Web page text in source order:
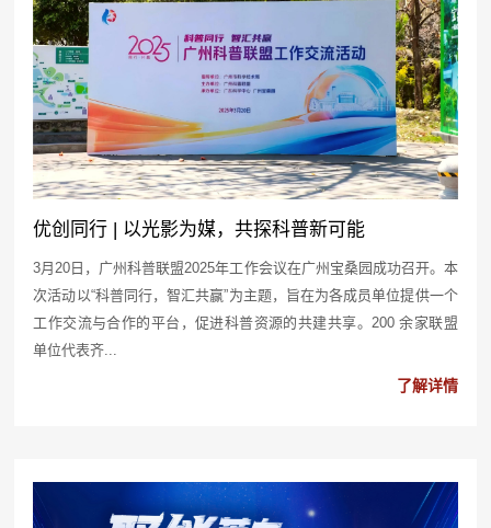
优创同行 | 以光影为媒，共探科普新可能
3月20日，广州科普联盟2025年工作会议在广州宝桑园成功召开。本
次活动以“科普同行，智汇共赢”为主题，旨在为各成员单位提供一个
工作交流与合作的平台，促进科普资源的共建共享。200 余家联盟
单位代表齐...
了解详情